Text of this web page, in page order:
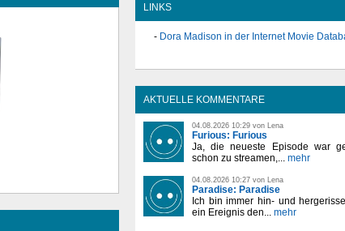
LINKS
Dora Madison in der Internet Movie
AKTUELLE KOMMENTARE
04.08.2026 10:29 von Lena
Furious: Furious
Ja, die neueste Episode war
schon zu streamen,... mehr
04.08.2026 10:27 von Lena
Paradise: Paradise
Ich bin immer hin- und
ein Ereignis den... mehr